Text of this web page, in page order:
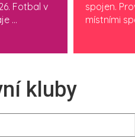
Fotbal v
...
spojen.
místními
kluby